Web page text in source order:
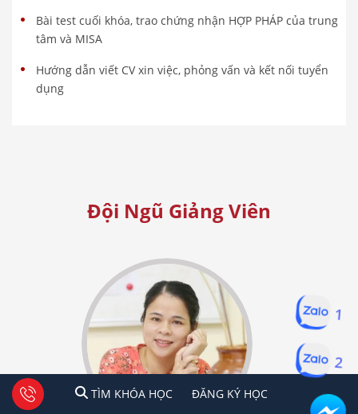
Bài test cuối khóa, trao chứng nhận HỢP PHÁP của trung
tâm và MISA
Hướng dẫn viết CV xin việc, phỏng vấn và kết nối tuyển
dụng
Đội Ngũ Giảng Viên
TÌM KHÓA HỌC ĐĂNG KÍ HỌC
1 2 Tư vấn facebook
TÌM KHÓA HỌC ĐĂNG KÝ HỌC
1
2